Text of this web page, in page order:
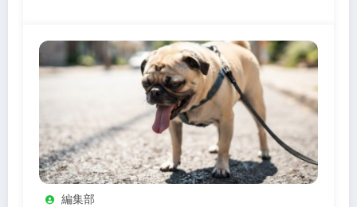
編集部